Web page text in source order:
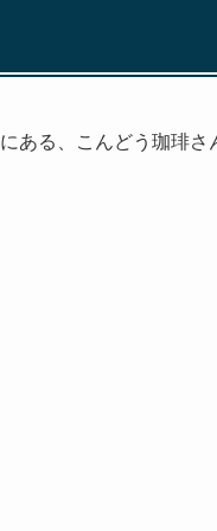
ある、こんどう珈琲さ